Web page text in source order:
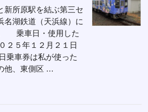
新所原駅を結ぶ第三セ
名湖鉄道（天浜線）に
乗車日・使用した
２５年１２月２１日
乗車券は私が使った
他、東側区 …